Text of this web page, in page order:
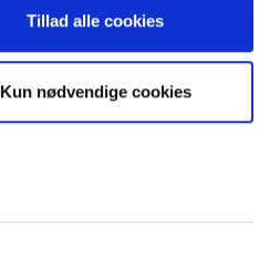
Tillad alle cookies
Kun nødvendige cookies